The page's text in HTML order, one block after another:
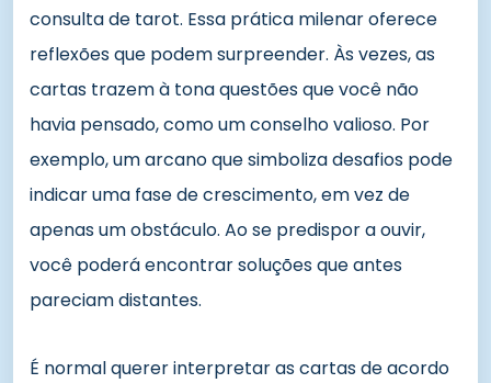
consulta de tarot. Essa prática milenar oferece
reflexões que podem surpreender. Às vezes, as
cartas trazem à tona questões que você não
havia pensado, como um conselho valioso. Por
exemplo, um arcano que simboliza desafios pode
indicar uma fase de crescimento, em vez de
apenas um obstáculo. Ao se predispor a ouvir,
você poderá encontrar soluções que antes
pareciam distantes.
É normal querer interpretar as cartas de acordo